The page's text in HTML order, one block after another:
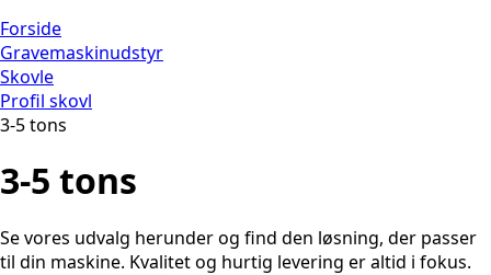
Forside
Gravemaskinudstyr
Skovle
Profil skovl
3-5 tons
3-5 tons
Se vores udvalg herunder og find den løsning, der passer
til din maskine. Kvalitet og hurtig levering er altid i fokus.